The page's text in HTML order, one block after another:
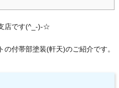
店です(^_-)-☆
付帯部塗装(軒天)のご紹介です。